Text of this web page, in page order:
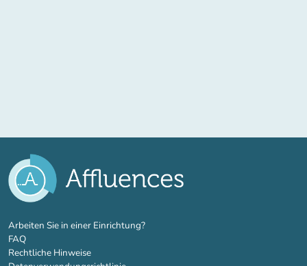
Arbeiten Sie in einer Einrichtung?(new tab)
FAQ
Rechtliche Hinweise